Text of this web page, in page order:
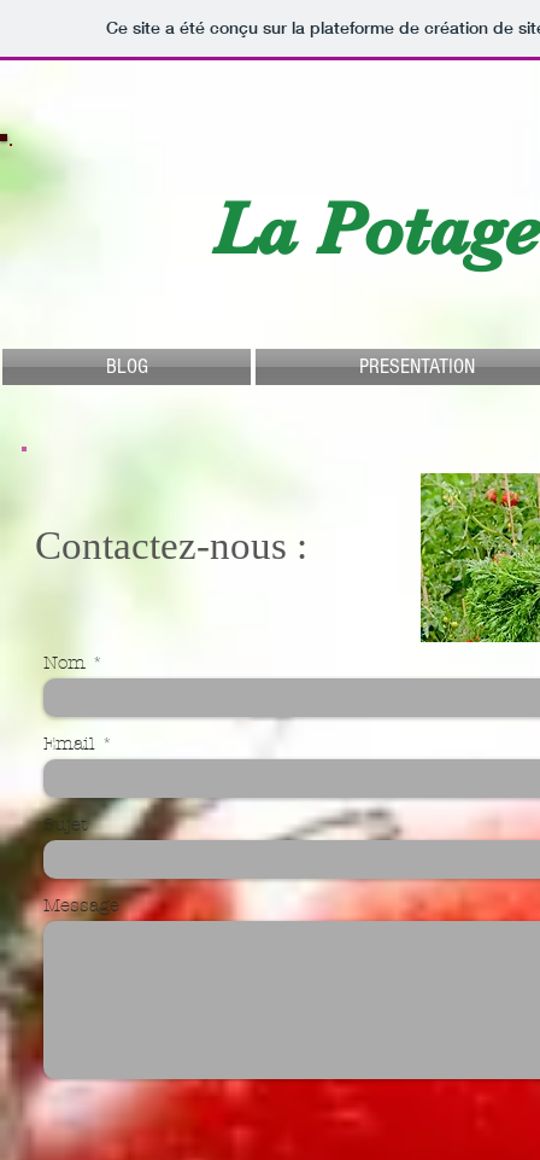
Ce site a été conçu sur la plateforme de création de
La
BLOG PRESENTATION
Contactez-nous :
Nom
Email
Sujet
Message